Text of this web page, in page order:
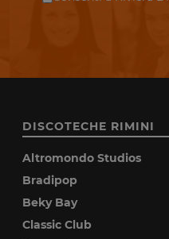
DISCOTECHE RIMINI
Altromondo Studios
Bradipop
Beky Bay
Classic Club